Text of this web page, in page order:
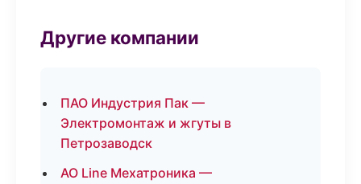
Другие компании
ПАО Индустрия Пак —
Электромонтаж и жгуты в
Петрозаводск
АО Line Мехатроника —